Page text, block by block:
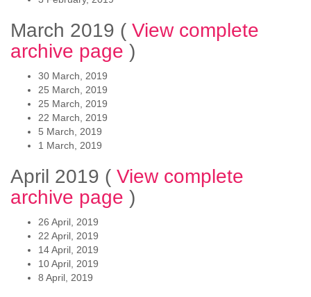
March 2019 ( View complete
archive page )
30 March, 2019
25 March, 2019
25 March, 2019
22 March, 2019
5 March, 2019
1 March, 2019
April 2019 ( View complete
archive page )
26 April, 2019
22 April, 2019
14 April, 2019
10 April, 2019
8 April, 2019